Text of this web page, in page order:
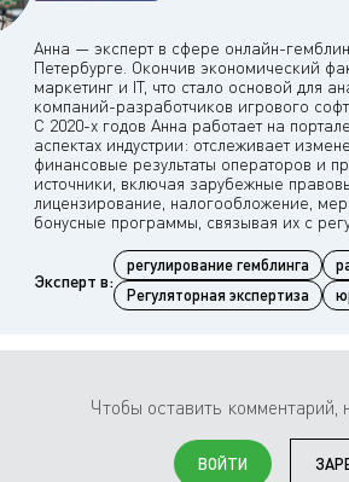
Анна — эксперт в сфере онлайн-
Петербурге. Окончив экономический
маркетинг и IT, что стало основой для
компаний-разработчиков игрового
С 2020-х годов Анна работает на
аспектах индустрии: отслеживает
финансовые результаты операторов и
источники, включая зарубежные
лицензирование, налогообложение,
Эксперт в:
регулирование гемблинга
Регуляторная экспертиза
Чтобы оставить комментарий,
ВОЙТИ